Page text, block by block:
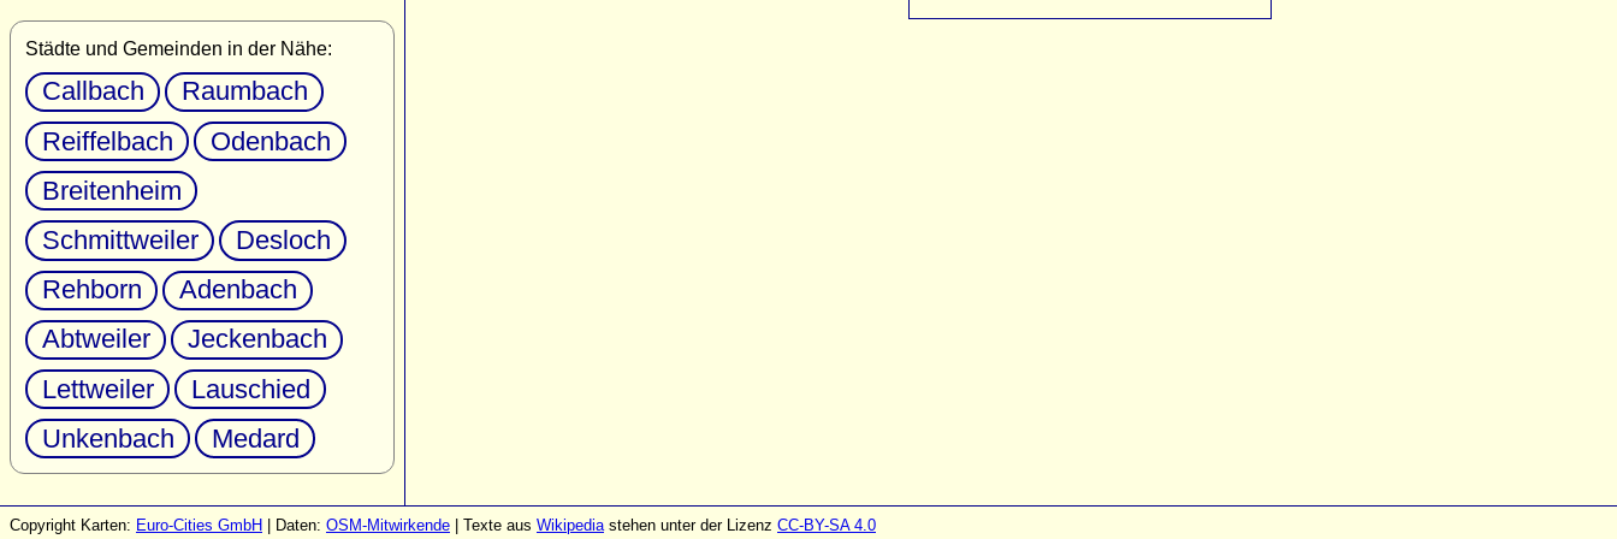
Städte und Gemeinden in der Nähe:
Callbach
Raumbach
Reiffelbach
Odenbach
Breitenheim
Schmittweiler
Desloch
Rehborn
Adenbach
Abtweiler
Jeckenbach
Lettweiler
Lauschied
Unkenbach
Medard
Copyright Karten: Euro-Cities GmbH | Daten: OSM-Mitwirkende | Texte aus Wikipediastehen unter der Lizenz CC-BY-SA 4.0